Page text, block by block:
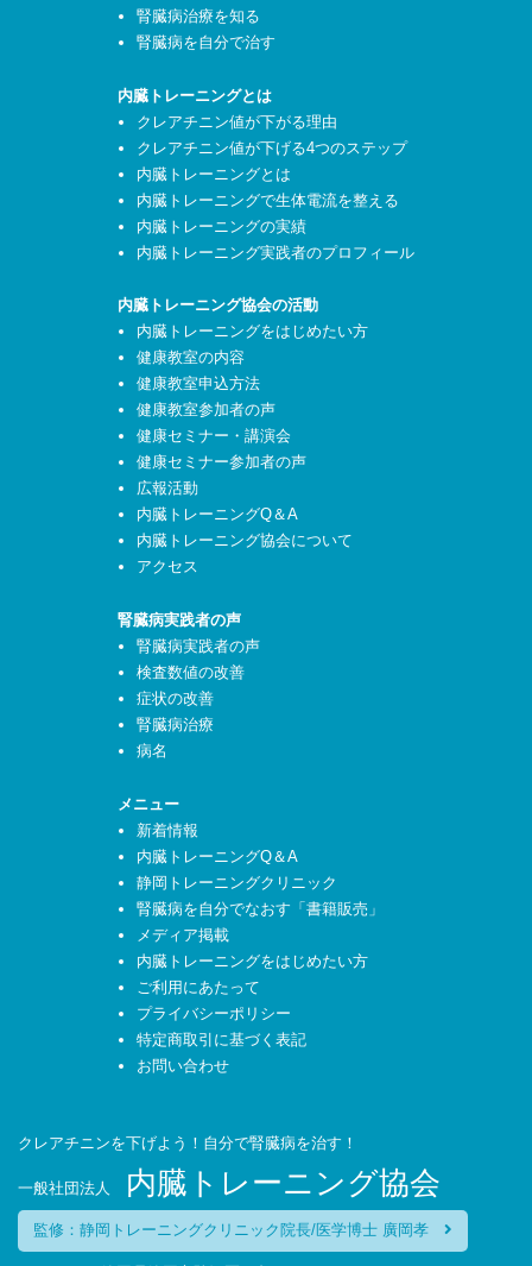
腎臓病治療を知る
腎臓病を自分で治す
内臓トレーニングとは
クレアチニン値が下がる理由
クレアチニン値が下げる4つのステップ
内臓トレーニングとは
内臓トレーニングで生体電流を整える
内臓トレーニングの実績
内臓トレーニング実践者のプロフィール
内臓トレーニング協会の活動
内臓トレーニングをはじめたい方
健康教室の内容
健康教室申込方法
健康教室参加者の声
健康セミナー・講演会
健康セミナー参加者の声
広報活動
内臓トレーニングQ＆A
内臓トレーニング協会について
アクセス
腎臓病実践者の声
腎臓病実践者の声
検査数値の改善
症状の改善
腎臓病治療
病名
メニュー
新着情報
内臓トレーニングQ＆A
静岡トレーニングクリニック
腎臓病を自分でなおす「書籍販売」
メディア掲載
内臓トレーニングをはじめたい方
ご利用にあたって
プライバシーポリシー
特定商取引に基づく表記
お問い合わせ
クレアチニンを下げよう！自分で腎臓病を治す！
一般社団法人 内臓トレーニング協会
監修：静岡トレーニングクリニック院長/医学博士 廣岡孝